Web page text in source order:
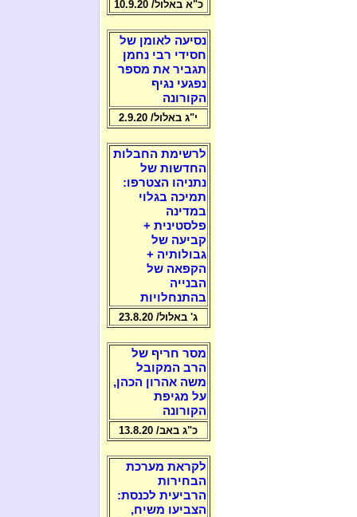
כ"א באלול/ 10.9.20
נסיעה לאומן של
חסידי רבי נחמן
תגביר את מספר
נפגעי נגיף
הקורונה
י"ג באלול/ 2.9.20
לרשימת החבלות
החדשות של
נתניהו הצטרפו:
תמיכה בגלוי
במדינה
פלסטינית +
קביעה של
גבולותיה +
הקפאה של
הבנייה
בהתנחלויות
ג' באלול/ 23.8.20
מסר חריף של
הרב המקובל
משה אהרון הכהן,
על מגיפת
הקורונה
כ"ג באב/ 13.8.20
לקראת מערכת
הבחירות
הרביעית לכנסת:
הצביעו משיח,